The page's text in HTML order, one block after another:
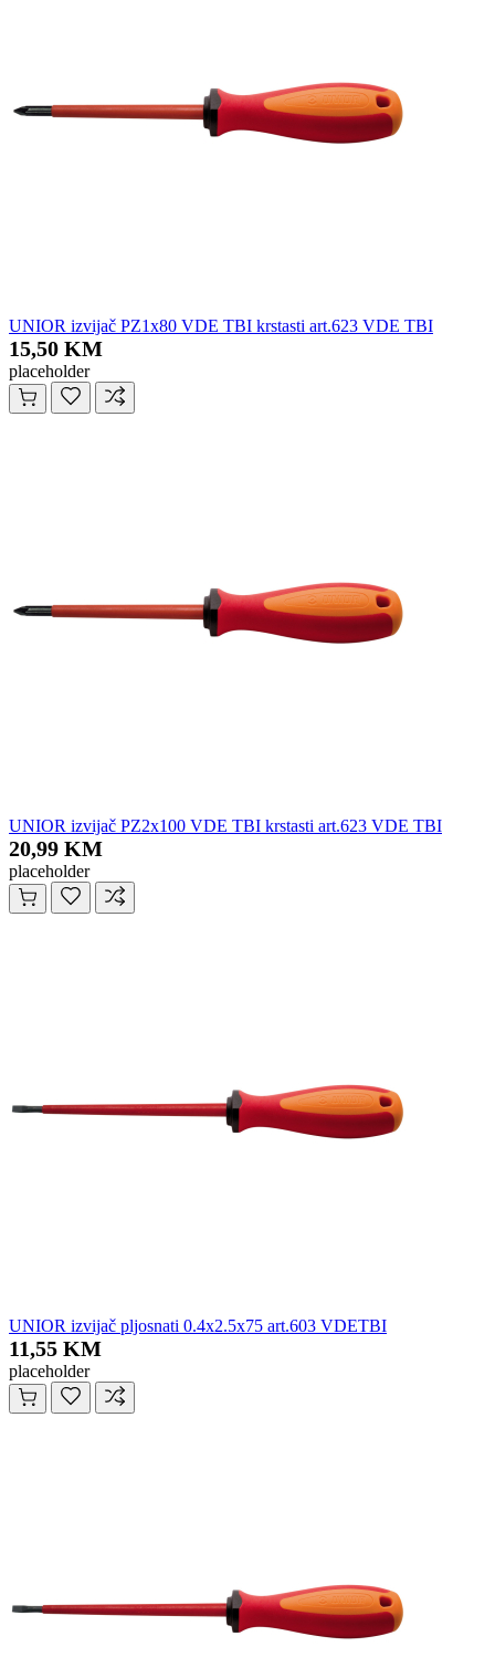
UNIOR izvijač PZ1x80 VDE TBI krstasti art.623 VDE TBI
15,50 KM
placeholder
UNIOR izvijač PZ2x100 VDE TBI krstasti art.623 VDE TBI
20,99 KM
placeholder
UNIOR izvijač pljosnati 0.4x2.5x75 art.603 VDETBI
11,55 KM
placeholder